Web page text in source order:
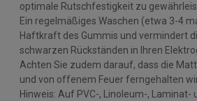
optimale Rutschfestigkeit zu
Ein regelmäßiges Waschen (etwa 3-4
Haftkraft des Gummis und vermindert
schwarzen Rückständen in Ihren
Achten Sie zudem darauf, dass die
und von offenem Feuer ferngehalten
Hinweis: Auf PVC-, Linoleum-, Laminat-